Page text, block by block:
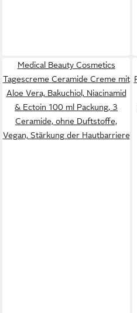
Medical Beauty Cosmetics
Tagescreme Ceramide Creme mit
Aloe Vera, Bakuchiol, Niacinamid
& Ectoin 100 ml Packung, 3
Ceramide, ohne Duftstoffe,
Vegan, Stärkung der Hautbarriere